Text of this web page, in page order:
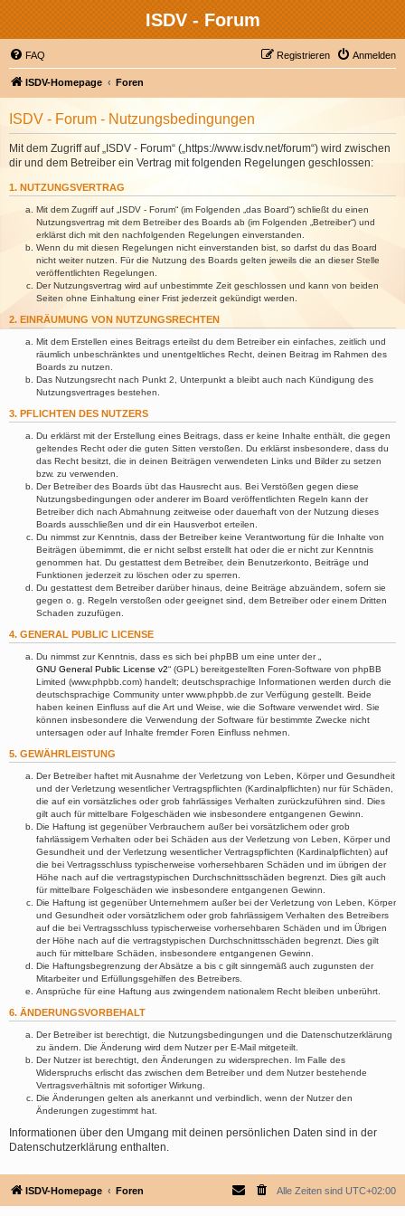
ISDV - Forum
FAQ Anmelden
Registrieren
ISDV-Homepage Foren
ISDV - Forum - Nutzungsbedingungen
Mit dem Zugriff auf „ISDV - Forum“ („https://www.isdv.net/forum“) wird zwischen
dir und dem Betreiber ein Vertrag mit folgenden Regelungen geschlossen:
1. NUTZUNGSVERTRAG
Mit dem Zugriff auf „ISDV - Forum“ (im Folgenden „das Board“) schließt du einen
Nutzungsvertrag mit dem Betreiber des Boards ab (im Folgenden „Betreiber“) und
erklärst dich mit den nachfolgenden Regelungen einverstanden.
Wenn du mit diesen Regelungen nicht einverstanden bist, so darfst du das Board
nicht weiter nutzen. Für die Nutzung des Boards gelten jeweils die an dieser Stelle
veröffentlichten Regelungen.
Der Nutzungsvertrag wird auf unbestimmte Zeit geschlossen und kann von beiden
Seiten ohne Einhaltung einer Frist jederzeit gekündigt werden.
2. EINRÄUMUNG VON NUTZUNGSRECHTEN
Mit dem Erstellen eines Beitrags erteilst du dem Betreiber ein einfaches, zeitlich und
räumlich unbeschränktes und unentgeltliches Recht, deinen Beitrag im Rahmen des
Boards zu nutzen.
Das Nutzungsrecht nach Punkt 2, Unterpunkt a bleibt auch nach Kündigung des
Nutzungsvertrages bestehen.
3. PFLICHTEN DES NUTZERS
Du erklärst mit der Erstellung eines Beitrags, dass er keine Inhalte enthält, die gegen
geltendes Recht oder die guten Sitten verstoßen. Du erklärst insbesondere, dass du
das Recht besitzt, die in deinen Beiträgen verwendeten Links und Bilder zu setzen
bzw. zu verwenden.
Der Betreiber des Boards übt das Hausrecht aus. Bei Verstößen gegen diese
Nutzungsbedingungen oder anderer im Board veröffentlichten Regeln kann der
Betreiber dich nach Abmahnung zeitweise oder dauerhaft von der Nutzung dieses
Boards ausschließen und dir ein Hausverbot erteilen.
Du nimmst zur Kenntnis, dass der Betreiber keine Verantwortung für die Inhalte von
Beiträgen übernimmt, die er nicht selbst erstellt hat oder die er nicht zur Kenntnis
genommen hat. Du gestattest dem Betreiber, dein Benutzerkonto, Beiträge und
Funktionen jederzeit zu löschen oder zu sperren.
Du gestattest dem Betreiber darüber hinaus, deine Beiträge abzuändern, sofern sie
gegen o. g. Regeln verstoßen oder geeignet sind, dem Betreiber oder einem Dritten
Schaden zuzufügen.
4. GENERAL PUBLIC LICENSE
Du nimmst zur Kenntnis, dass es sich bei phpBB um eine unter der „
GNU General Public License v2“ (GPL) bereitgestellten Foren-Software von phpBB
Limited (www.phpbb.com) handelt; deutschsprachige Informationen werden durch die
deutschsprachige Community unter www.phpbb.de zur Verfügung gestellt. Beide
haben keinen Einfluss auf die Art und Weise, wie die Software verwendet wird. Sie
können insbesondere die Verwendung der Software für bestimmte Zwecke nicht
untersagen oder auf Inhalte fremder Foren Einfluss nehmen.
5. GEWÄHRLEISTUNG
Der Betreiber haftet mit Ausnahme der Verletzung von Leben, Körper und Gesundheit
und der Verletzung wesentlicher Vertragspflichten (Kardinalpflichten) nur für Schäden,
die auf ein vorsätzliches oder grob fahrlässiges Verhalten zurückzuführen sind. Dies
gilt auch für mittelbare Folgeschäden wie insbesondere entgangenen Gewinn.
Die Haftung ist gegenüber Verbrauchern außer bei vorsätzlichem oder grob
fahrlässigem Verhalten oder bei Schäden aus der Verletzung von Leben, Körper und
Gesundheit und der Verletzung wesentlicher Vertragspflichten (Kardinalpflichten) auf
die bei Vertragsschluss typischerweise vorhersehbaren Schäden und im übrigen der
Höhe nach auf die vertragstypischen Durchschnittsschäden begrenzt. Dies gilt auch
für mittelbare Folgeschäden wie insbesondere entgangenen Gewinn.
Die Haftung ist gegenüber Unternehmern außer bei der Verletzung von Leben, Körper
und Gesundheit oder vorsätzlichem oder grob fahrlässigem Verhalten des Betreibers
auf die bei Vertragsschluss typischerweise vorhersehbaren Schäden und im Übrigen
der Höhe nach auf die vertragstypischen Durchschnittsschäden begrenzt. Dies gilt
auch für mittelbare Schäden, insbesondere entgangenen Gewinn.
Die Haftungsbegrenzung der Absätze a bis c gilt sinngemäß auch zugunsten der
Mitarbeiter und Erfüllungsgehilfen des Betreibers.
Ansprüche für eine Haftung aus zwingendem nationalem Recht bleiben unberührt.
6. ÄNDERUNGSVORBEHALT
Der Betreiber ist berechtigt, die Nutzungsbedingungen und die Datenschutzerklärung
zu ändern. Die Änderung wird dem Nutzer per E-Mail mitgeteilt.
Der Nutzer ist berechtigt, den Änderungen zu widersprechen. Im Falle des
Widerspruchs erlischt das zwischen dem Betreiber und dem Nutzer bestehende
Vertragsverhältnis mit sofortiger Wirkung.
Die Änderungen gelten als anerkannt und verbindlich, wenn der Nutzer den
Änderungen zugestimmt hat.
Informationen über den Umgang mit deinen persönlichen Daten sind in der
Datenschutzerklärung enthalten.
ISDV-Homepage Foren Alle Zeiten sind UTC+02:00